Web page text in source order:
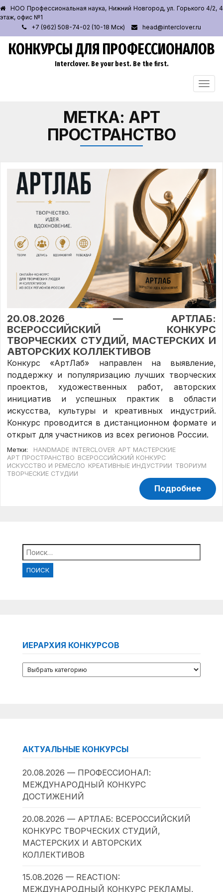
НОО Профессиональная наука, Нижний Новгород, ул. Горького 4/2, 4
этаж, офис №1
+7 (962) 508-74-02 (10-18 Мск)
head@interclover.ru
КОНКУРСЫ ДЛЯ ПРОФЕССИОНАЛОВ
Interclover. Be your best. Be the first.
МЕТКА: АРТ
ПРОСТРАНСТВО
20.08.2026 — АРТЛАБ:
ВСЕРОССИЙСКИЙ КОНКУРС
ТВОРЧЕСКИХ СТУДИЙ, МАСТЕРСКИХ И
АВТОРСКИХ КОЛЛЕКТИВОВ
Конкурс «АртЛаб» направлен на выявление,
поддержку и популяризацию лучших творческих
проектов, художественных работ, авторских
инициатив и успешных практик в области
искусства, культуры и креативных индустрий.
Конкурс проводится в дистанционном формате и
открыт для участников из всех регионов России.
Метки: HANDMADE INTERCLOVER АРТ МАСТЕРСКИЕ
АРТ ПРОСТРАНСТВО ВСЕРОССИЙСКИЙ КОНКУРС
ИСКУССТВО И РЕМЕСЛО КРЕАТИВНЫЕ ИНДУСТРИИ ТВОРИУМ
ТВОРЧЕСКИЕ СТУДИИ
Подробнее
Найти:
ИЕРАРХИЯ КОНКУРСОВ
АКТУАЛЬНЫЕ КОНКУРСЫ
20.08.2026 — ПРОФЕССИОНАЛ:
МЕЖДУНАРОДНЫЙ КОНКУРС
ДОСТИЖЕНИЙ
20.08.2026 — АРТЛАБ: ВСЕРОССИЙСКИЙ
КОНКУРС ТВОРЧЕСКИХ СТУДИЙ,
МАСТЕРСКИХ И АВТОРСКИХ
КОЛЛЕКТИВОВ
15.08.2026 — REACTION:
МЕЖДУНАРОДНЫЙ КОНКУРС РЕКЛАМЫ,